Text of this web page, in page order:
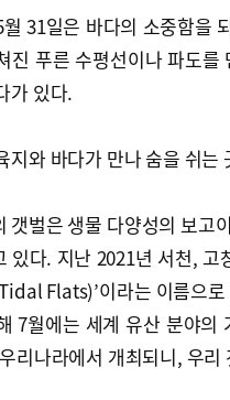
31일은 바다의 소중함을
진 푸른 수평선이나 파도
가 있다.
지와 바다가 만나 숨을 쉬는
갯벌은 생물 다양성의 보고
있다. 지난 2021년 서천,
Flats)’이라는 이름으
7월에는 세계 유산 분야의
리나라에서 개최되니, 우